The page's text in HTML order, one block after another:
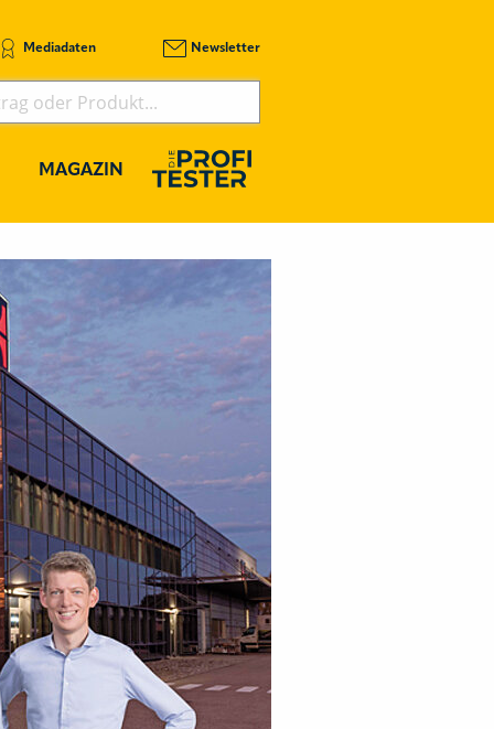
Mediadaten Newsletter
MAGAZIN